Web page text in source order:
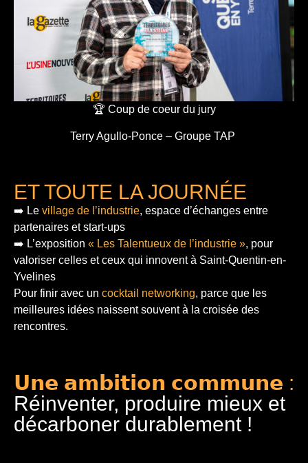
🏆 Coup de coeur du jury
Terry Agullo-Ponce – Groupe TAP
ET TOUTE LA JOURNÉE
➡️ Le village de l’industrie, espace d’échanges entre
partenaires et start-ups
➡️ L’exposition « Les Talentueux de l’industrie », pour
valoriser celles et ceux qui innovent à Saint-Quentin-en-
Yvelines
Pour finir avec un cocktail networking, parce que les
meilleures idées naissent souvent à la croisée des
rencontres.
𝗨𝗻𝗲 𝗮𝗺𝗯𝗶𝘁𝗶𝗼𝗻 𝗰𝗼𝗺𝗺𝘂𝗻𝗲 :
Réinventer, produire mieux et
décarboner durablement !